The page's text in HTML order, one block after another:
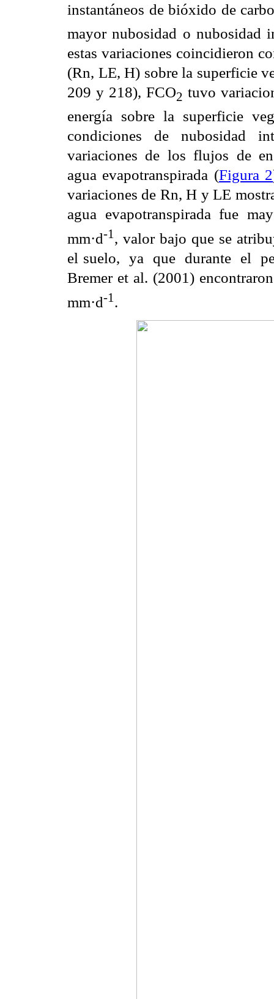
instantáneos de bióxido de
mayor nubosidad o
estas variaciones coincidieron
(Rn, LE, H) sobre la superficie
209 y 218), FCO2 tuvo
energía sobre la superficie
condiciones de nubosidad
variaciones de los flujos de
agua evapotranspirada (Figura 2
variaciones de Rn, H y LE
agua evapotranspirada fue
mm·d-1 , valor bajo que se
el suelo, ya que durante el
Bremer et al. (2001)
mm·d-1 .